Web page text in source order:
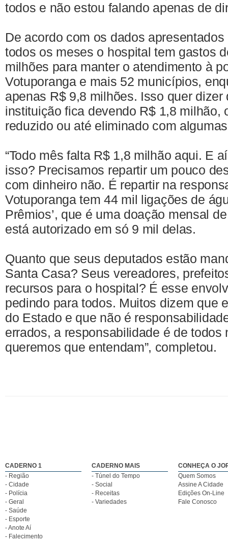
todos e não estou falando apenas de
De acordo com os dados
todos os meses o hospital tem gastos
milhões para manter o atendimento à
Votuporanga e mais 52 municípios,
apenas R$ 9,8 milhões. Isso quer
instituição fica devendo R$ 1,8 milhão,
reduzido ou até eliminado com
“Todo mês falta R$ 1,8 milhão aqui. E
isso? Precisamos repartir um pouco
com dinheiro não. É repartir na
Votuporanga tem 44 mil ligações de
Prêmios’, que é uma doação mensal
está autorizado em só 9 mil delas.
Quanto que seus deputados estão
Santa Casa? Seus vereadores,
recursos para o hospital? É esse
pedindo para todos. Muitos dizem que
do Estado e que não é
errados, a responsabilidade é de todos
queremos que entendam”, completou.
CADERNO 1
- Região
- Cidade
- Polícia
- Geral
- Saúde
- Esporte
- Anote Aí
- Falecimento
CADERNO MAIS
- Túnel do Tempo
- Social
- Receitas
- Variedades
CONHEÇA O
Quem Somos
Assine A Cidade
Edições On-Line
Fale Conosco